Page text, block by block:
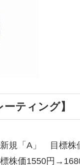
ーティング】
規「A」 目標株
株価1550円